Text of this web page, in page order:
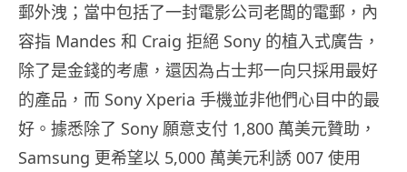
郵外洩；當中包括了一封電影公司老闆的電郵，內
容指 Mandes 和 Craig 拒絕 Sony 的植入式廣告，
除了是金錢的考慮，還因為占士邦一向只採用最好
的產品，而 Sony Xperia 手機並非他們心目中的最
好。據悉除了 Sony 願意支付 1,800 萬美元贊助，
Samsung 更希望以 5,000 萬美元利誘 007 使用